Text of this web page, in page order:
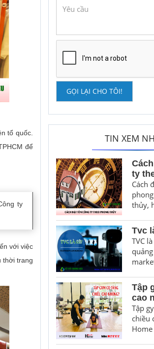
tổ quốc.
để
ty
với việc
thời trang
GỌI LẠI CHO TÔI!
TIN XEM
ty
Cách
thủy,
Tvc
TVC
quảng
Tập
cao
Tập
chiều
Home